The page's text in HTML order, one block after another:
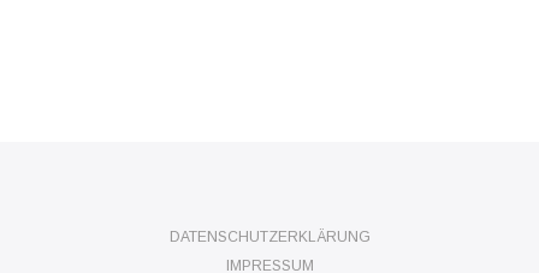
DATENSCHUTZERKLÄRUNG
IMPRESSUM